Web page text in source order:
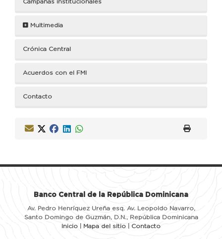
Campañas institucionales
Multimedia
Crónica Central
Acuerdos con el FMI
Contacto
Banco Central de la República Dominicana
Av. Pedro Henríquez Ureña esq. Av. Leopoldo Navarro,
Santo Domingo de Guzmán, D.N., República Dominicana
Inicio
Mapa del sitio Contacto